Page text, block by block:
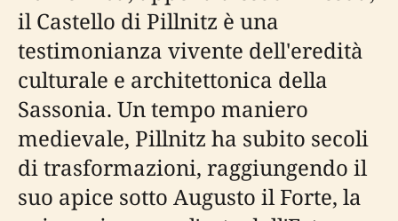
il Castello di Pillnitz è una
testimonianza vivente dell'eredità
culturale e architettonica della
Sassonia. Un tempo maniero
medievale, Pillnitz ha subito secoli
di trasformazioni, raggiungendo il
suo apice sotto Augusto il Forte, la